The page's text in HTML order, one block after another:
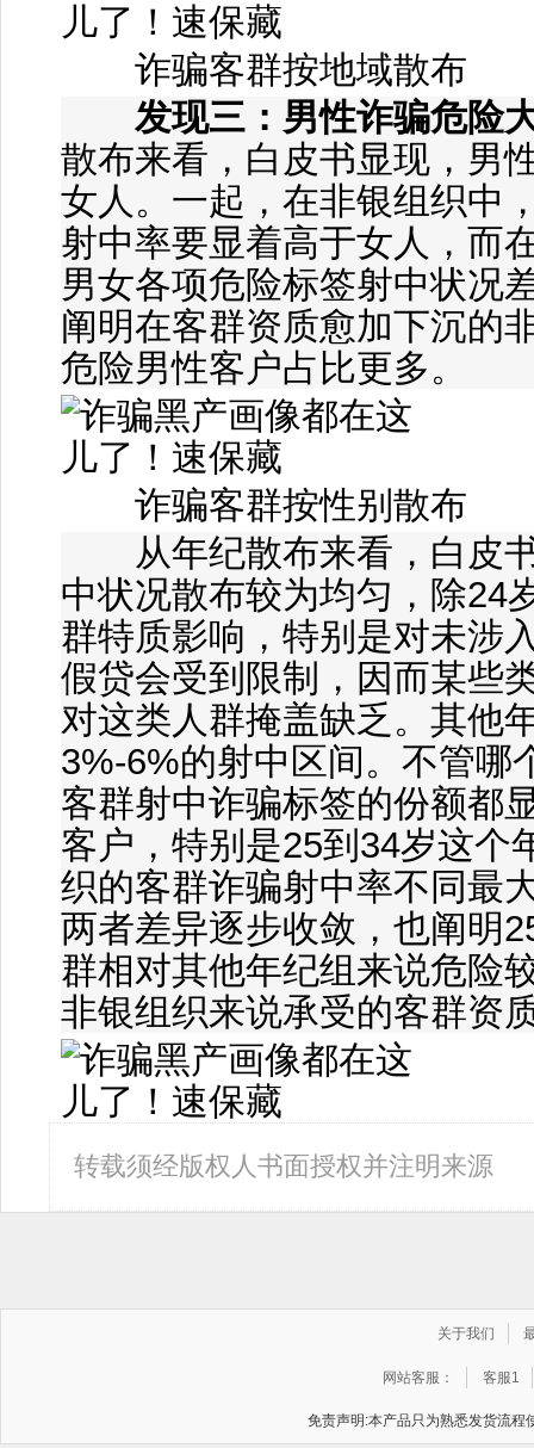
诈骗客群按地域散布
发现三：男性诈骗危险
散布来看，白皮书显现，男
女人。一起，在非银组织中
射中率要显着高于女人，而
男女各项危险标签射中状况
阐明在客群资质愈加下沉的
危险男性客户占比更多。
诈骗客群按性别散布
从年纪散布来看，白皮
中状况散布较为均匀，除24
群特质影响，特别是对未涉
假贷会受到限制，因而某些
对这类人群掩盖缺乏。其他
3%-6%的射中区间。不管哪
客群射中诈骗标签的份额都
客户，特别是25到34岁这个
织的客群诈骗射中率不同最
两者差异逐步收敛，也阐明
群相对其他年纪组来说危险
非银组织来说承受的客群资
转载须经版权人书面授权并注明来源
关于我们
网站客服： 客服1
免责声明:本产品只为熟悉发货流